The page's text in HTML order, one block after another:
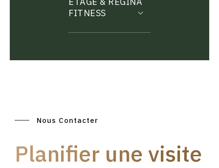
FITNESS
Nous Contacter
Planifier une visite